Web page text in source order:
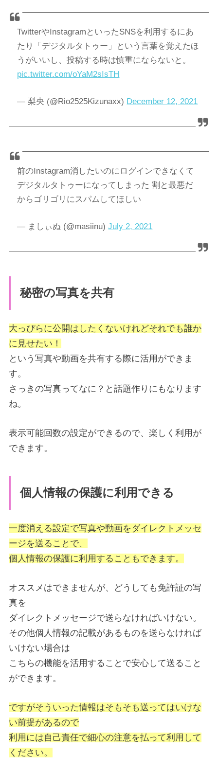
TwitterやInstagramといったSNSを利用するにあ
たり「デジタルタトゥー」という言葉を覚えたほ
うがいいし、投稿する時は慎重にならないと。
pic.twitter.com/oYaM2sIsTH
— 梨央 (@Rio2525Kizunaxx) December 12, 2021
前のInstagram消したいのにログインできなくて
デジタルタトゥーになってしまった 割と最悪だ
からゴリゴリにスパムしてほしい
— ましぃぬ (@masiinu)July 2, 2021
秘密の写真を共有
大っぴらに公開はしたくないけれどそれでも誰か
に見せたい！
という写真や動画を共有する際に活用ができま
す。
さっきの写真ってなに？と話題作りにもなります
ね。
表示可能回数の設定ができるので、楽しく利用が
できます。
個人情報の保護に利用できる
一度消える設定で写真や動画をダイレクトメッセ
ージを送ることで、
個人情報の保護に利用することもできます。
オススメはできませんが、どうしても免許証の写
真を
ダイレクトメッセージで送らなければいけない。
その他個人情報の記載があるものを送らなければ
いけない場合は
こちらの機能を活用することで安心して送ること
ができます。
ですがそういった情報はそもそも送ってはいけな
い前提があるので
利用には自己責任で細心の注意を払って利用して
ください。